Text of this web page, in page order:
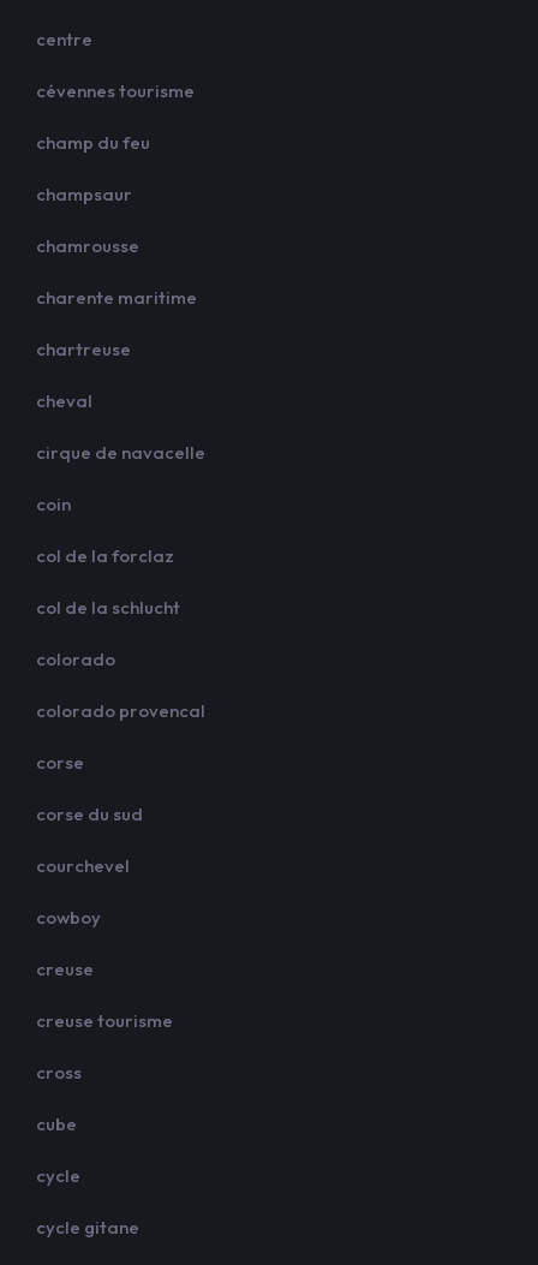
centre
cévennes tourisme
champ du feu
champsaur
chamrousse
charente maritime
chartreuse
cheval
cirque de navacelle
coin
col de la forclaz
col de la schlucht
colorado
colorado provencal
corse
corse du sud
courchevel
cowboy
creuse
creuse tourisme
cross
cube
cycle
cycle gitane